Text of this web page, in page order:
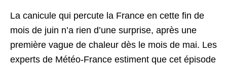
La canicule qui percute la France en cette fin de
mois de juin n’a rien d’une surprise, après une
première vague de chaleur dès le mois de mai. Les
experts de Météo-France estiment que cet épisode